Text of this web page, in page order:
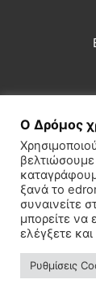
Εγγραφή
Ο Δρόμος
βελτιώσουμε
ξανά το
συναινείτε
μπορείτε να
ελέγξετε
Ρυθμίσεις